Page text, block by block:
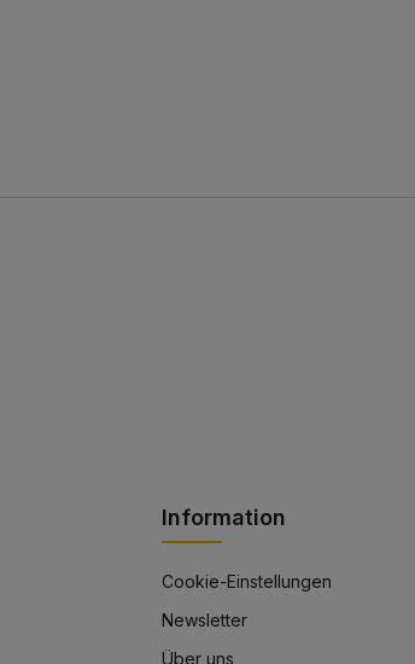
Information
Cookie-Einstellungen
Newsletter
Über uns